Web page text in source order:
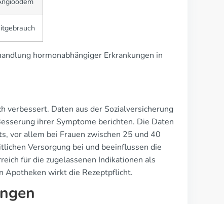
hormonabhängiger Erkrankungen in
verbessert. Daten aus der Sozialversicherung
ihrer Symptome berichten. Die Daten
vor allem bei Frauen zwischen 25 und 40
Versorgung bei und beeinflussen die
für die zugelassenen Indikationen als
Apotheken wirkt die Rezeptpflicht.